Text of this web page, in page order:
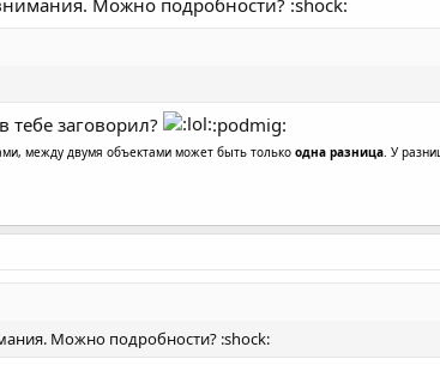
Можно подробности? :shock:
заговорил? :podmig:
между двумя объектами может быть только одна разница. У
Можно подробности? :shock: